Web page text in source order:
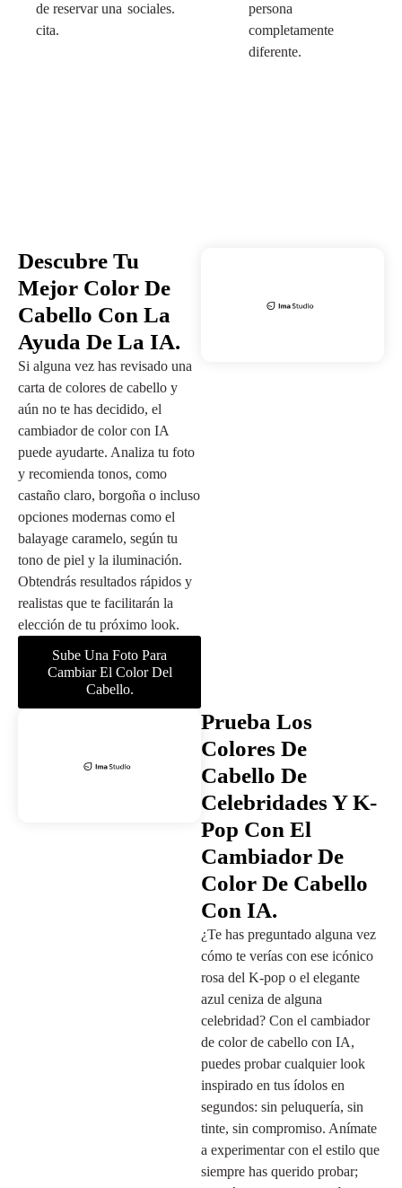
de reservar una
cita.
sociales.
persona
completamente
diferente.
Descubre Tu
Mejor Color De
Cabello Con La
Ayuda De La IA.
Si alguna vez has revisado una
carta de colores de cabello y
aún no te has decidido, el
cambiador de color con IA
puede ayudarte. Analiza tu foto
y recomienda tonos, como
castaño claro, borgoña o incluso
opciones modernas como el
balayage caramelo, según tu
tono de piel y la iluminación.
Obtendrás resultados rápidos y
realistas que te facilitarán la
elección de tu próximo look.
Sube Una Foto Para
Cambiar El Color Del
Cabello.
Prueba Los
Colores De
Cabello De
Celebridades Y K-
Pop Con El
Cambiador De
Color De Cabello
Con IA.
¿Te has preguntado alguna vez
cómo te verías con ese icónico
rosa del K-pop o el elegante
azul ceniza de alguna
celebridad? Con el cambiador
de color de cabello con IA,
puedes probar cualquier look
inspirado en tus ídolos en
segundos: sin peluquería, sin
tinte, sin compromiso. Anímate
a experimentar con el estilo que
siempre has querido probar;